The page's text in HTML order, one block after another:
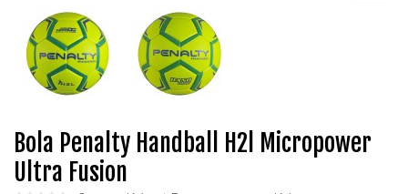
Bola Penalty Handball H2l Micropower
Ultra Fusion